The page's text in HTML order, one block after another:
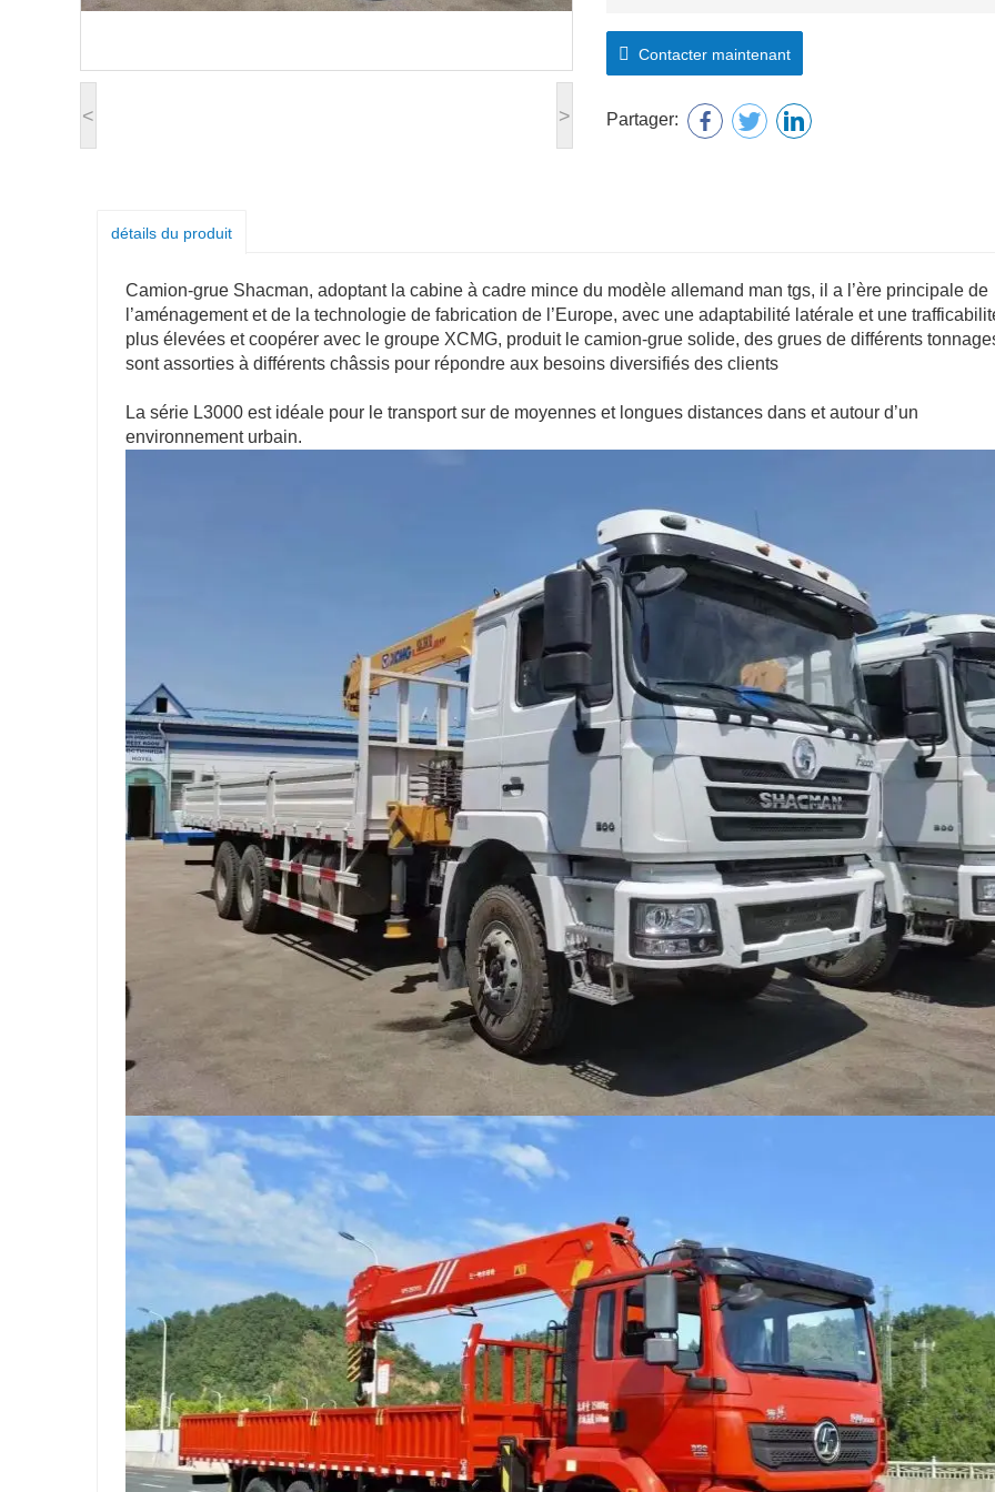
< >
Contacter maintenant
Partager:
détails du produit
Camion-grue Shacman, adoptant la cabine à cadre mince du modèle allemand man tgs, il a l’ère principale de
l’aménagement et de la technologie de fabrication de l’Europe, avec une adaptabilité latérale et une
plus élevées et coopérer avec le groupe XCMG, produit le camion-grue solide, des grues de différents
sont assorties à différents châssis pour répondre aux besoins diversifiés des clients
La série L3000 est idéale pour le transport sur de moyennes et longues distances dans et autour d’un
environnement urbain.